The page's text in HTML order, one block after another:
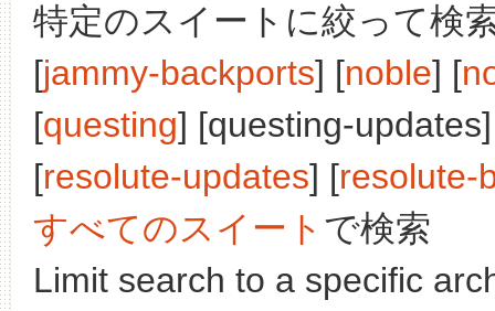
特定のスイートに絞って検
[jammy-backports] [noble] [
[questing] [questing-
[resolute-updates] [resolute-
すべてのスイート で検索
Limit search to a specific